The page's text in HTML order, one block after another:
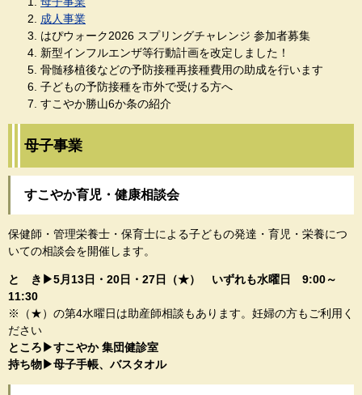
成人事業
はぴウォーク2026 スプリングチャレンジ 参加者募集​
新型インフルエンザ等行動計画を改定しました！
骨髄移植後などの予防接種再接種費用の助成を行います
子どもの予防接種を市外で受ける方へ
すこやか勝山6か条の紹介
母子事業
すこやか育児・健康相談会
保健師・管理栄養士・保育士による子どもの発達・育児・栄養につ
いての相談会を開催します。
と き▶5月13日・20日・27日​（★） いずれも水曜日 9:00～
11:30​
※（★）の第4水曜日は助産師相談もあります。妊婦の方もご利用く
ださい
​​ところ▶すこやか 集団健診室
持ち物▶母子手帳、バスタオル